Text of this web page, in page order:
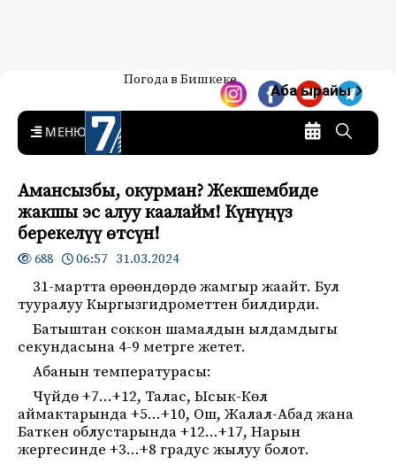
7-канал. Жаңылыктар —
Кыргызстан
Жаңылыктар — Кыргызстан
Погода в Бишкеке
Аба ырайы
MENU
Амансызбы, окурман? Жекшембиде
жакшы эс алуу каалайм! Күнүңүз
берекелүү өтсүн!
688 06:57 31.03.2024
31-мартта өрөөндөрдө жамгыр жаайт. Бул
тууралуу Кыргызгидрометтен билдирди.
Батыштан соккон шамалдын ылдамдыгы
секундасына 4-9 метрге жетет.
Абанын температурасы:
Чүйдө +7…+12, Талас, Ысык-Көл
аймактарында +5…+10, Ош, Жалал-Абад жана
Баткен облустарында +12…+17, Нарын
жергесинде +3…+8 градус жылуу болот.